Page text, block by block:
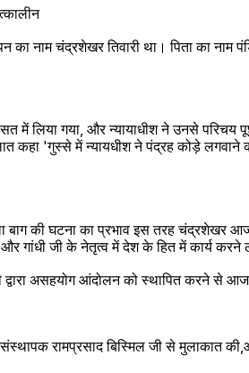
चंद्रशेखर तिवारी था। पिता का नाम
में लिया गया, और न्यायाधीश ने उनसे परिचय
कहा 'गुस्से में न्यायधीश ने पंद्रह कोड़े लगवाने
बाग की घटना का प्रभाव इस तरह चंद्रशेखर
और गांधी जी के नेतृत्व में देश के हित में कार्य करने
द्वारा असहयोग आंदोलन को स्थापित करने से
रामप्रसाद बिस्मिल जी से मुलाकात